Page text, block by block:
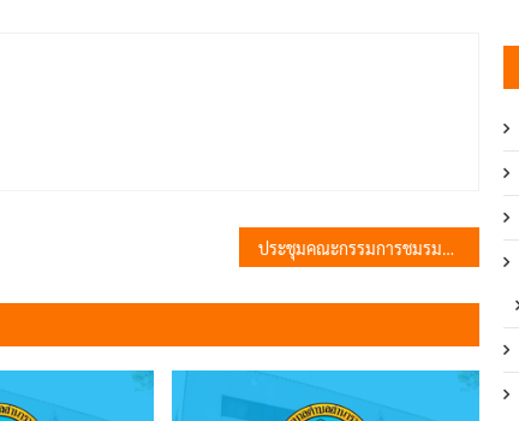
ประชุมคณะกรรมการชมรมผู้สูงวัยเทศบาลตำบลลำนารายณ์